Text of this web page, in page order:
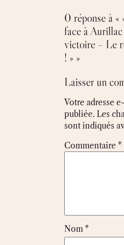
0 réponse à «
face à
victoire – Le
! » »
Laisser un
Votre adresse
publiée. Les
sont indiqués
Commentaire *
Nom *